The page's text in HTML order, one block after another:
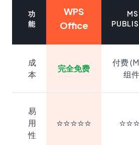
功
能
WPS
Office
MS
成
本
完全免费
付费
组
易
用
性
⭐⭐⭐⭐⭐